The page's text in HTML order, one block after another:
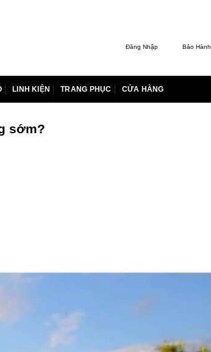
Đăng Nhập Bảo Hành
LINH KIỆN TRANG PHỤC CỬA HÀNG
sớm?